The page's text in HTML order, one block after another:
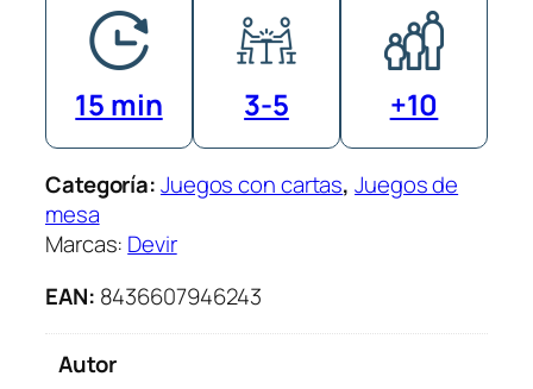
n
i
d
a
d
15 min 3-5 +10
Categoría:Juegos con cartas, Juegos de
mesa
Marcas: Devir
EAN: 8436607946243
Autor